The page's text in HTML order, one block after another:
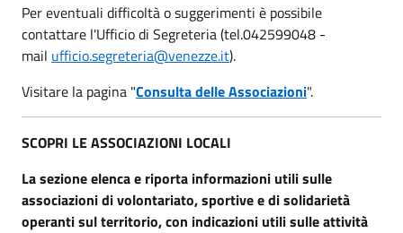
Per eventuali difficoltà o suggerimenti è possibile
contattare l'Ufficio di Segreteria (tel.042599048 -
mail ufficio.segreteria@venezze.it).
Visitare la pagina "Consulta delle Associazioni".
SCOPRI LE ASSOCIAZIONI LOCALI
La sezione elenca e riporta informazioni utili sulle
associazioni di volontariato, sportive e di solidarietà
operanti sul territorio, con indicazioni utili sulle attività